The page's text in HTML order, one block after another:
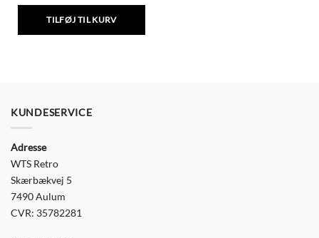
TILFØJ TIL KURV
KUNDESERVICE
Adresse
WTS Retro
Skærbækvej 5
7490 Aulum
CVR: 35782281